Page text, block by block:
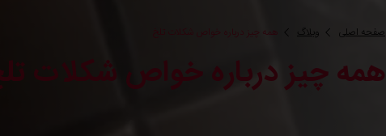
صفحه اصلی وبلاگ همه چیز درباره خواص شکلات تلخ
همه چیز درباره خواص شکلات